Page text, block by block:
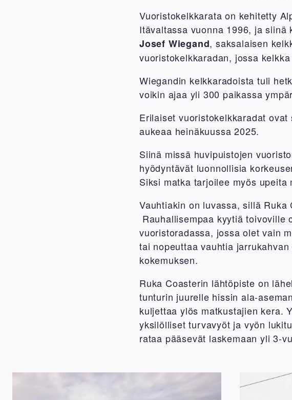
Vuoristokelkkarata on kehitetty
Itävaltassa vuonna 1996, ja
Josef Wiegand, saksalaisen
vuoristokelkkaradan, jossa
Wiegandin kelkkaradoista tuli
voikin ajaa yli 300 paikassa
Erilaiset vuoristokelkkaradat
aukeaa heinäkuussa 2025.
Siinä missä huvipuistojen
hyödyntävät luonnollisia
Siksi matka tarjoilee myös upeita
Vauhtiakin on luvassa, sillä
Rauhallisempaa kyytiä toivoville
vuoristoradassa, jossa olet vain
tai nopeuttaa vauhtia
kokemuksen.
Ruka Coasterin lähtöpiste on
tunturin juurelle hissin ala-
kuljettaa ylös matkustajien kera.
yksilölliset turvavyöt ja vyön
rataa pääsevät laskemaan yli 3-